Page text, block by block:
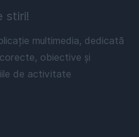
stiri!
multimedia, dedicată
obiective și
de activitate